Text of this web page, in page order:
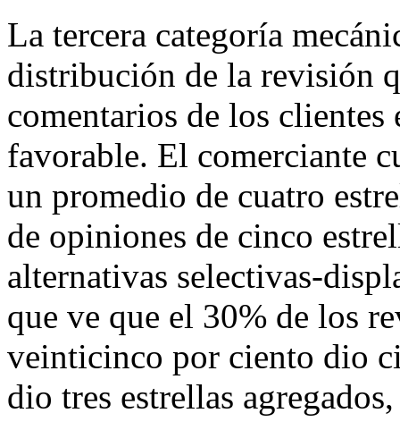
La tercera categoría
distribución de la revisión
comentarios de los
favorable. El comerciante
un promedio de cuatro
de opiniones de cinco
alternativas selectivas-
que ve que el 30% de los
veinticinco por ciento dio
dio tres estrellas